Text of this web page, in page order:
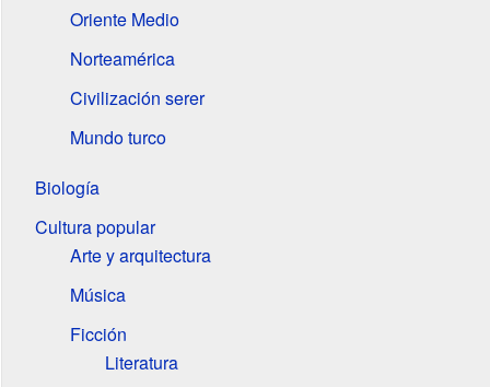
Oriente Medio
Norteamérica
Civilización serer
Mundo turco
Biología
Cultura popular
Arte y arquitectura
Música
Ficción
Literatura